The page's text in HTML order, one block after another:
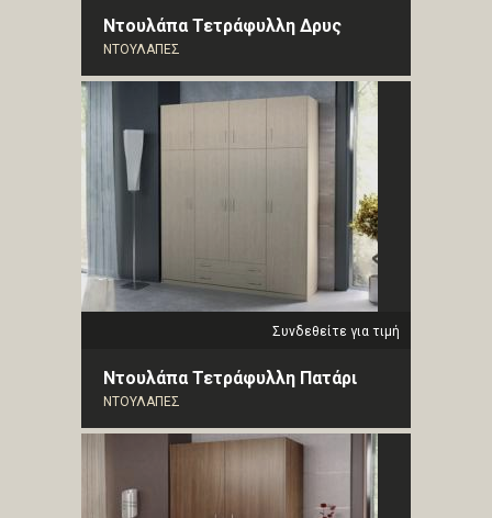
Ντουλάπα Τετράφυλλη Δρυς
ΝΤΟΥΛΑΠΕΣ
Συνδεθείτε για τιμή
Ντουλάπα Τετράφυλλη Πατάρι
ΝΤΟΥΛΑΠΕΣ